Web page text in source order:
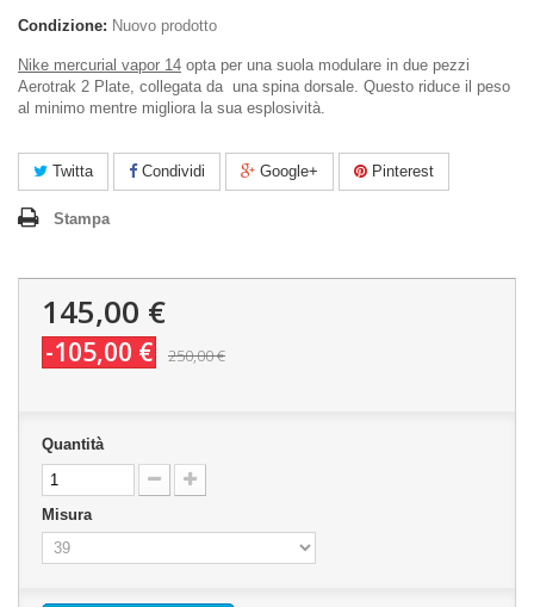
Condizione: Nuovo prodotto
Nike mercurial vapor 14 opta per una suola modulare in due pezzi
Aerotrak 2 Plate, collegata da una spina dorsale. Questo riduce il peso
al minimo mentre migliora la sua esplosività.
Twitta Condividi Google+ Pinterest
Stampa
145,00 €
-105,00 € 250,00 €
Quantità
Misura